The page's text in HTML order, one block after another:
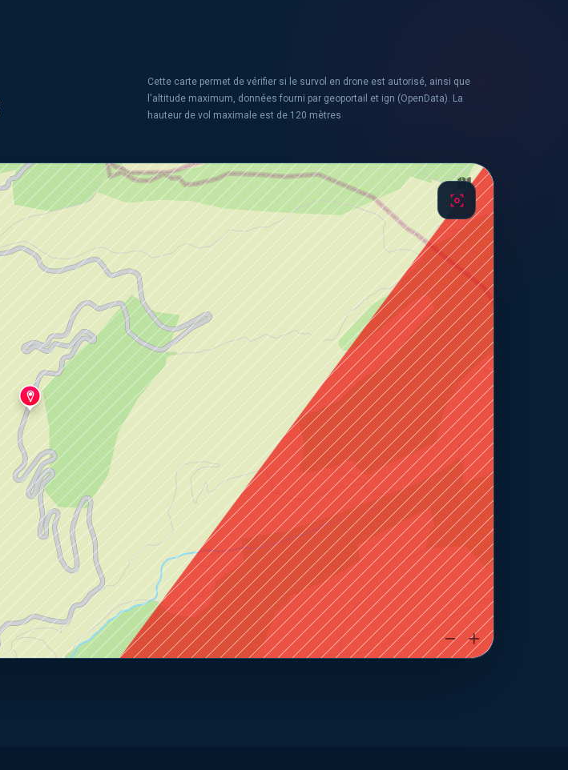
Cette carte permet de vérifier si le survol en drone est autorisé, ainsi que
l'altitude maximum, données fourni par geoportail et ign (OpenData). La
hauteur de vol maximale est de 120 mètres